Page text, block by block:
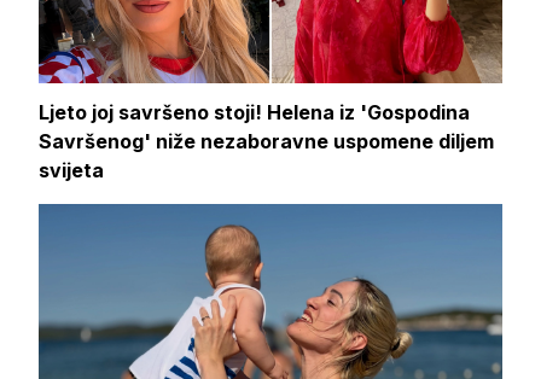
Ljeto joj savršeno stoji! Helena iz 'Gospodina
Savršenog' niže nezaboravne uspomene diljem
svijeta